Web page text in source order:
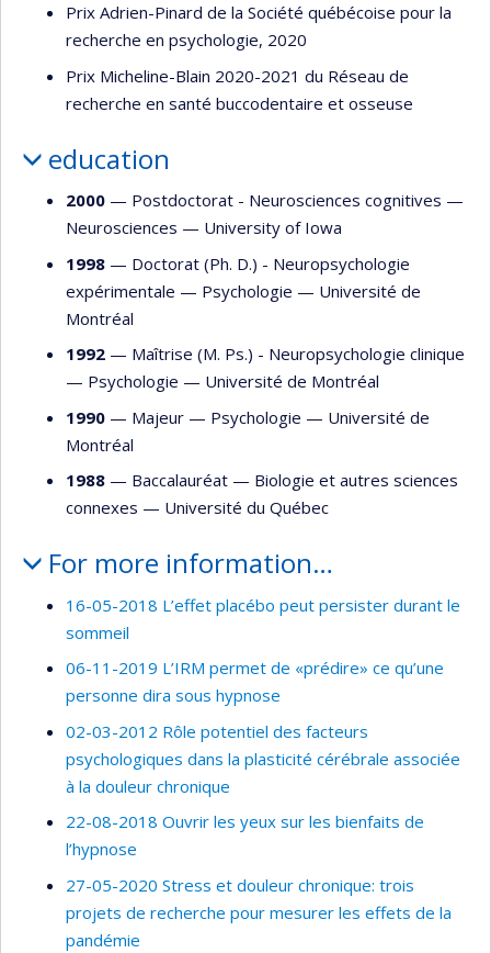
Prix Adrien-Pinard de la Société québécoise pour la
recherche en psychologie, 2020
Prix Micheline-Blain 2020-2021 du Réseau de
recherche en santé buccodentaire et osseuse
education
2000 — Postdoctorat - Neurosciences cognitives —
Neurosciences — University of Iowa
1998 — Doctorat (Ph. D.) - Neuropsychologie
expérimentale — Psychologie — Université de
Montréal
1992 — Maîtrise (M. Ps.) - Neuropsychologie clinique
— Psychologie — Université de Montréal
1990 — Majeur — Psychologie — Université de
Montréal
1988 — Baccalauréat — Biologie et autres sciences
connexes — Université du Québec
For more information…
16-05-2018 L’effet placébo peut persister durant le
sommeil
06-11-2019 L’IRM permet de «prédire» ce qu’une
personne dira sous hypnose
02-03-2012 Rôle potentiel des facteurs
psychologiques dans la plasticité cérébrale associée
à la douleur chronique
22-08-2018 Ouvrir les yeux sur les bienfaits de
l’hypnose
27-05-2020 Stress et douleur chronique: trois
projets de recherche pour mesurer les effets de la
pandémie